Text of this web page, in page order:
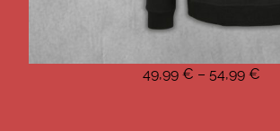
49,99 € – 54,99 €